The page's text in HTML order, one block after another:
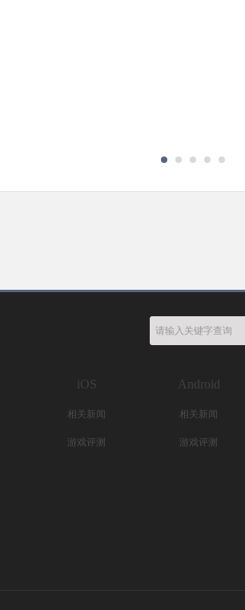
iOS
相关新闻
游戏评测
Android
相关新闻
游戏评测